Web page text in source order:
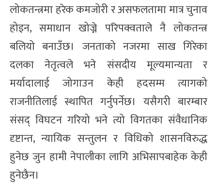
लोकतन्त्रमा हरेक कमजोरी र असफलतामा मात्र चुनाव
होइन, समाधान खोज्ने परिपक्वताले नै लोकतन्त्र
बलियो बनाउँछ। जनताको नजरमा साख गिरेका
दलका नेतृत्वले भने संसदीय मूल्यमान्यता र
मर्यादालाई जोगाउन केही हदसम्म त्यागको
राजनीतिलाई स्थापित गर्नुपर्नेछ। यसैगरी बारम्बार
संसद् विघटन गरियो भने त्यो विगतका संवैधानिक
दृष्टान्त, न्यायिक सन्तुलन र विधिको शासनविरुद्ध
हुनेछ जुन हामी नेपालीका लागि अभिसापबाहेक केही
हुनेछैन।